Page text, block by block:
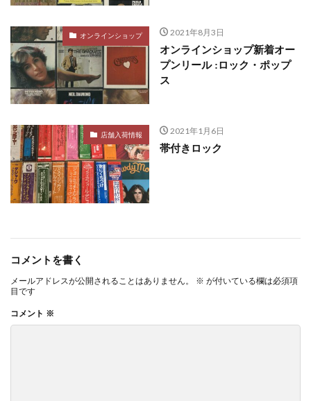
オンラインショップ 2021年8月3日
オンラインショップ新着オー
プンリール :ロック・ポップ
ス
店舗入荷情報 2021年1月6日
帯付きロック
コメントを書く
メールアドレスが公開されることはありません。 ※ が付いている欄は必須項
目です
コメント ※